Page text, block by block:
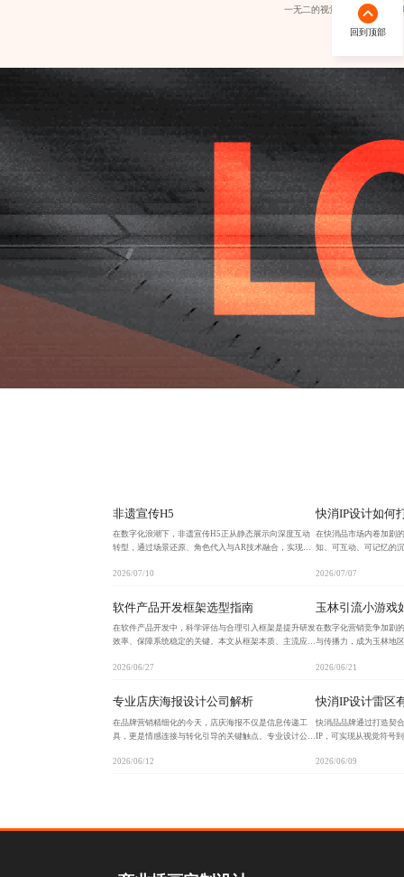
一无二的视觉方案，彰显个性
非遗宣传H5
在数字化浪潮下，非遗宣传H5正从静态展示向深度互动
转型，通过场景还原、角色代入与AR技术融合，实现文
非遗从‘被观看’走向‘可体验’。
2026/07/10
快消IP设计如何
在快消品市场内卷加剧
知、可互动、可记忆的
与线上线下联动路径打
2026/07/07
软件产品开发框架选型指南
在软件产品开发中，科学评估与合理引入框架是提升研发
效率、保障系统稳定的关键。本文从框架本质、主流应用
了框架选型的实践方法，强调需结合业务场景与团队能力
2026/06/27
玉林引流小游戏
在数字化营销竞争加剧
与传播力，成为玉林地
机制，形成自然裂变传
2026/06/21
专业店庆海报设计公司解析
在品牌营销精细化的今天，店庆海报不仅是信息传递工
具，更是情感连接与转化引导的关键触点。专业设计公司
用户行为路径，打造兼具美感与实效的视觉方案，助力品
2026/06/12
快消IP设计雷区
快消品品牌通过打造契
IP，可实现从视觉符号
策略，结合人格化角色
2026/06/09
回到顶部
回到顶部